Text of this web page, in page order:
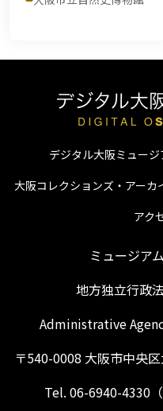
デジタル大阪ミュー
大阪コレクションズ・アーカ
アク
ミュージア
地方独立行政
Administrative
〒540-0008 大阪市中央
Tel. 06-6940-4330